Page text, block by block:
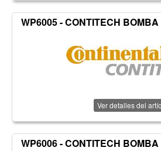
WP6005 - CONTITECH
Ver detalles del
WP6006 - CONTITECH